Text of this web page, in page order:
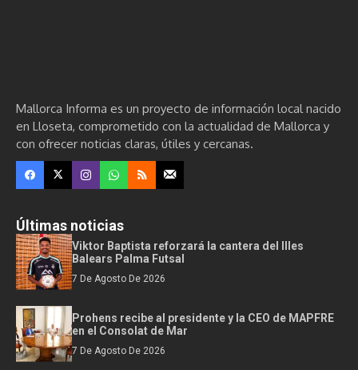
Mallorca Informa es un proyecto de información local nacido
en Lloseta, comprometido con la actualidad de Mallorca y
con ofrecer noticias claras, útiles y cercanas.
Últimas noticias
Viktor Baptista reforzará la cantera del Illes
Balears Palma Futsal
7 De Agosto De 2026
Prohens recibe al presidente y la CEO de MAPFRE
en el Consolat de Mar
7 De Agosto De 2026